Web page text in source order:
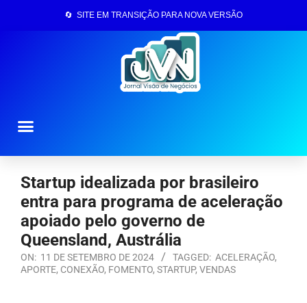
🔄 SITE EM TRANSIÇÃO PARA NOVA VERSÃO
Startup idealizada por brasileiro
entra para programa de aceleração
apoiado pelo governo de
Queensland, Austrália
ON: 11 DE SETEMBRO DE 2024 TAGGED: ACELERAÇÃO,
APORTE, CONEXÃO, FOMENTO, STARTUP, VENDAS